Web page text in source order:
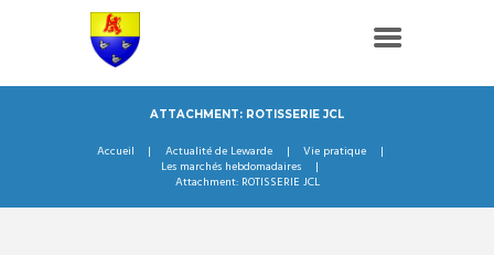
ATTACHMENT: ROTISSERIE JCL
Accueil Actualité de Lewarde
Vie pratique
Les marchés hebdomadaires
Attachment: ROTISSERIE JCL